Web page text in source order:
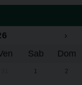
›
Sab Dom
1 2